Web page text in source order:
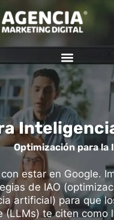
Optimización para la
estar en Google.
de IAO
artificial) para que
(LLMs) te citen como